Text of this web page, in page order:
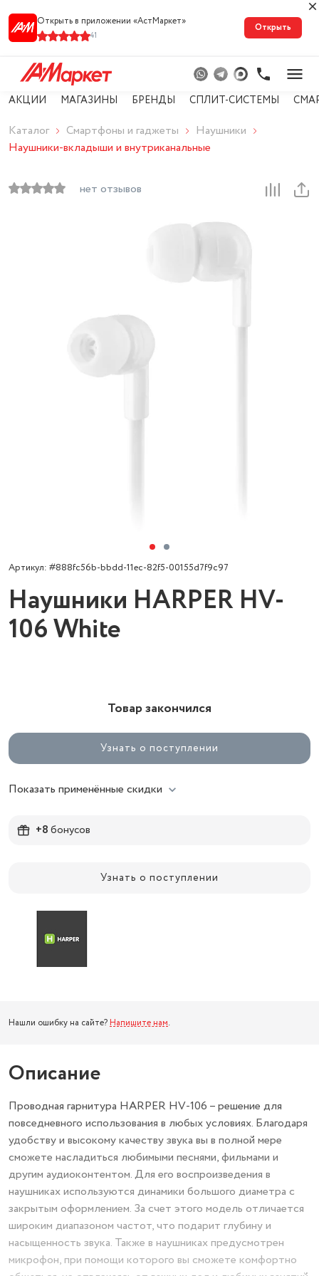
Открыть в приложении «АстМарке‪т‬»
41
Открыть
АКЦИИ МАГАЗИНЫ БРЕНДЫ СПЛИТ-СИСТЕМЫ
Каталог Смартфоны и гаджеты
Наушники
Наушники-вкладыши и внутриканальные
нет отзывов
Артикул: #888fc56b-bbdd-11ec-82f5-00155d7f9c97
Наушники HARPER HV-
106 White
Товар закончился
Узнать о поступлении
Показать применённые скидки
+8бонусов
Узнать о поступлении
Нашли ошибку на сайте? Напишите нам.
Описание
Проводная гарнитура HARPER HV-106 – решение для
повседневного использования в любых условиях. Благодаря
удобству и высокому качеству звука вы в полной мере
сможете насладиться любимыми песнями, фильмами и
другим аудиоконтентом. Для его воспроизведения в
наушниках используются динамики большого диаметра с
закрытым оформлением. За счет этого модель отличается
широким диапазоном частот, что подарит глубину и
насыщенность звука. Также в наушниках предусмотрен
микрофон, при помощи которого вы сможете комфортно